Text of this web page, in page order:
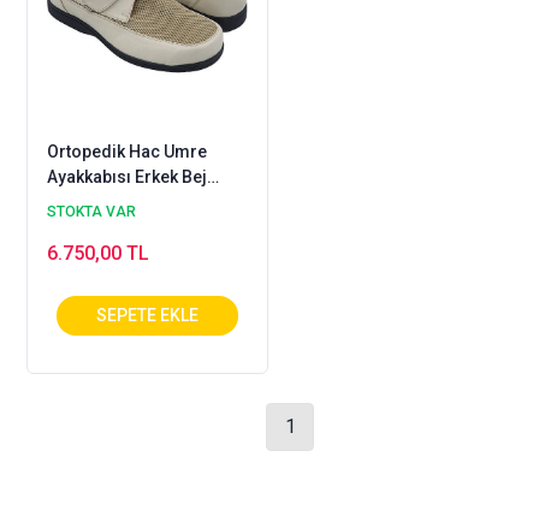
Ortopedik Hac Umre
Ayakkabısı Erkek Bej
ODY-51J
STOKTA VAR
6.750,00 TL
1